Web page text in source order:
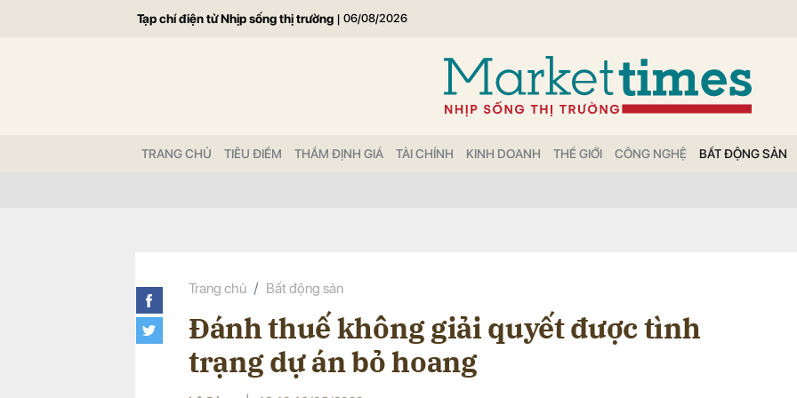
Tạp chí điện tử Nhịp sống thị trường | 06/08/2026
TRANG CHỦ TIÊU ĐIỂM THẨM ĐỊNH GIÁ TÀI CHÍNH KINH DOANH THẾ GIỚI CÔNG NGHỆ BẤT ĐỘNG SẢN
Trang chủ Bất động sản
Đánh thuế không giải quyết được tình
trạng dự án bỏ hoang
Gửi bình luận